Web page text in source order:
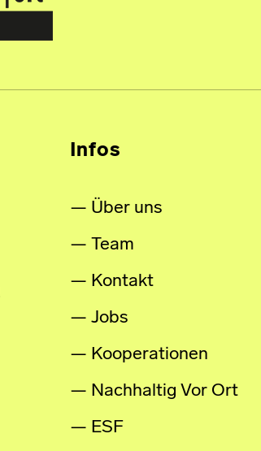
Infos
Über uns
Team
Kontakt
Jobs
Kooperationen
Nachhaltig Vor Ort
ESF